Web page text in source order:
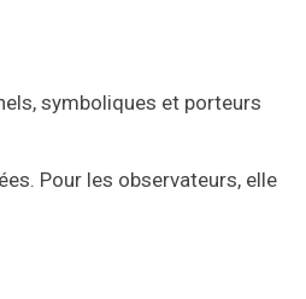
symboliques et porteurs
Pour les observateurs, elle